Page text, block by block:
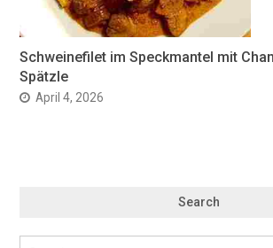
Schweinefilet im Speckmantel mit
Spätzle
April 4, 2026
Search